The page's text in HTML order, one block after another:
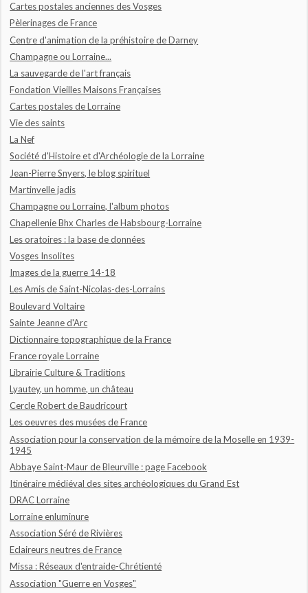
Cartes postales anciennes des Vosges
Pèlerinages de France
Centre d'animation de la préhistoire de Darney
Champagne ou Lorraine...
La sauvegarde de l'art français
Fondation Vieilles Maisons Françaises
Cartes postales de Lorraine
Vie des saints
La Nef
Société d'Histoire et d'Archéologie de la Lorraine
Jean-Pierre Snyers, le blog spirituel
Martinvelle jadis
Champagne ou Lorraine, l'album photos
Chapellenie Bhx Charles de Habsbourg-Lorraine
Les oratoires : la base de données
Vosges Insolites
Images de la guerre 14-18
Les Amis de Saint-Nicolas-des-Lorrains
Boulevard Voltaire
Sainte Jeanne d'Arc
Dictionnaire topographique de la France
France royale Lorraine
Librairie Culture & Traditions
Lyautey, un homme, un château
Cercle Robert de Baudricourt
Les oeuvres des musées de France
Association pour la conservation de la mémoire de la Moselle en 1939-
1945
Abbaye Saint-Maur de Bleurville : page Facebook
Itinéraire médiéval des sites archéologiques du Grand Est
DRAC Lorraine
Lorraine enluminure
Association Séré de Rivières
Eclaireurs neutres de France
Missa : Réseaux d'entraide-Chrétienté
Association "Guerre en Vosges"